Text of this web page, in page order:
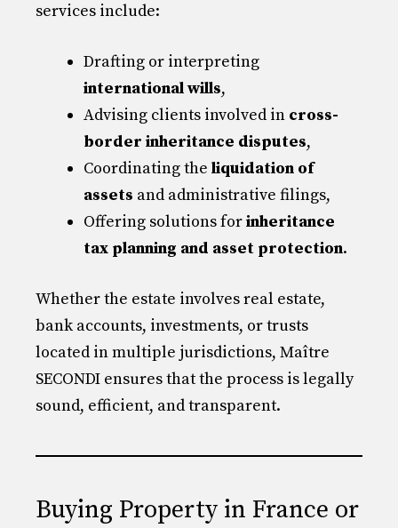
services include:
Drafting or interpreting
international wills,
Advising clients involved in cross-
border inheritance disputes,
Coordinating the liquidation of
assets and administrative filings,
Offering solutions forinheritance
tax planning and asset protection.
Whether the estate involves real estate,
bank accounts, investments, or trusts
located in multiple jurisdictions, Maître
SECONDI ensures that the process is legally
sound, efficient, and transparent.
Buying Property in France or